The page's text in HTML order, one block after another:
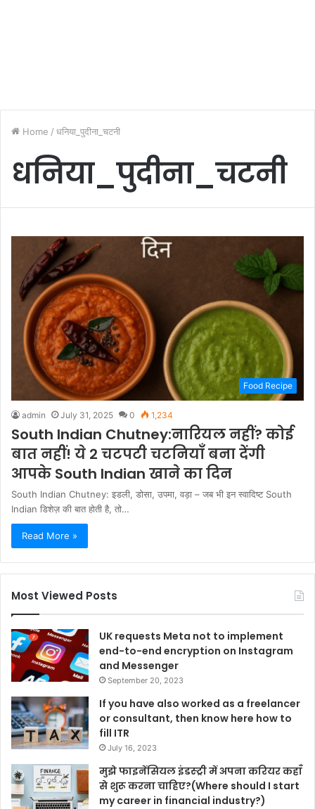
Home / धनिया_पुदीना_चटनी
धनिया_पुदीना_चटनी
Food Recipe
admin July 31, 2025 0 1,234
South Indian Chutney:नारियल नहीं? कोई
बात नहीं! ये 2 चटपटी चटनियाँ बना देंगी
आपके South Indian खाने का दिन
South Indian Chutney: इडली, डोसा, उपमा, वड़ा – जब भी इन स्वादिष्ट South
Indian डिशेज़ की बात होती है, तो…
Read More »
Most Viewed Posts
UK requests Meta not to implement
end-to-end encryption on Instagram
and Messenger
September 20, 2023
If you have also worked as a freelancer
or consultant, then know here how to
fill ITR
July 16, 2023
मुझे फाइनेंसियल इंडस्ट्री में अपना करियर कहाँ
से शुरू करना चाहिए?(Where should I start
my career in financial industry?)